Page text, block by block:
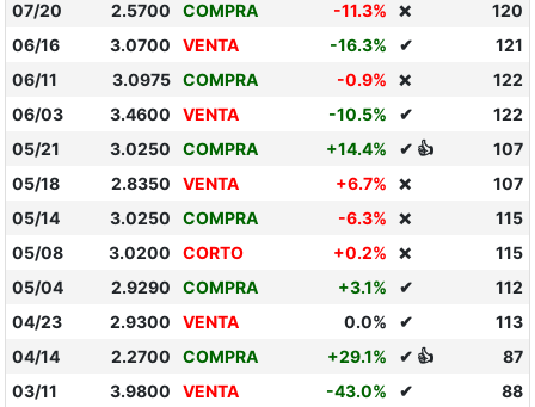
07/20
2.5700 COMPRA -11.3% ❌
120
06/16
3.0700 VENTA -16.3% ✔
121
06/11
3.0975 COMPRA -0.9% ❌
122
06/03
3.4600 VENTA -10.5% ✔
122
05/21
3.0250 COMPRA +14.4% ✔ 👍
107
05/18
2.8350 VENTA +6.7% ❌
107
05/14
3.0250 COMPRA -6.3% ❌
115
05/08
3.0200 CORTO +0.2% ❌
115
05/04
2.9290 COMPRA +3.1% ✔
112
04/23
2.9300 VENTA 0.0% ✔
113
04/14
2.2700 COMPRA +29.1% ✔ 👍
87
03/11
3.9800 VENTA -43.0% ✔
88